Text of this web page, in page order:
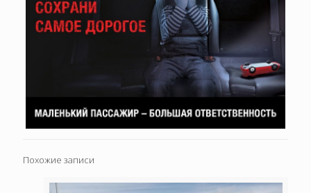
Похожие записи